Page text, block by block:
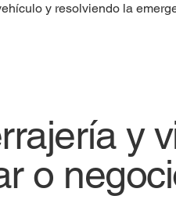
y resolviendo la
y
o